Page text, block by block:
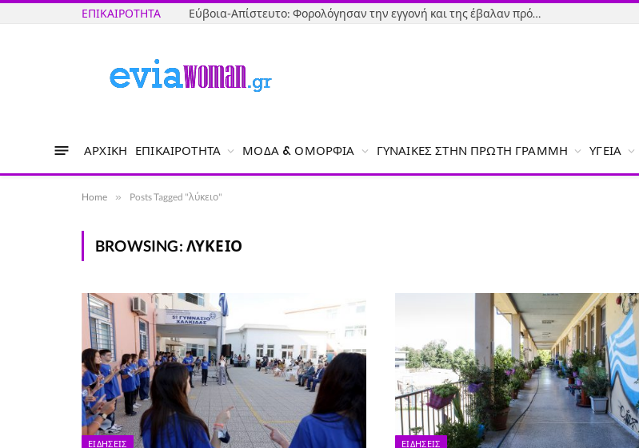
ΕΠΙΚΑΙΡΌΤΗΤΑ Εύβοια-Απίστευτο: Φορολόγησαν την εγγονή και της έβαλαν πρόστιμο γιατί δεν δήλωσε το χαρτζιλίκι του παππού!
ΑΡΧΙΚΉ ΕΠΙΚΑΙΡΌΤΗΤΑ ΜΌΔΑ & ΟΜΟΡΦΙΆ ΓΥΝΑΊΚΕΣ ΣΤΗΝ ΠΡΏΤΗ ΓΡΑΜΜΉ ΥΓΕΊΑ
Home » Posts Tagged "λύκειο"
BROWSING: ΛΎΚΕΙΟ
ΕΙΔΉΣΕΙΣ ΕΙΔΉΣΕΙΣ